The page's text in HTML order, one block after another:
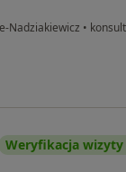
Nadziakiewicz •
Weryfikacja wizyty